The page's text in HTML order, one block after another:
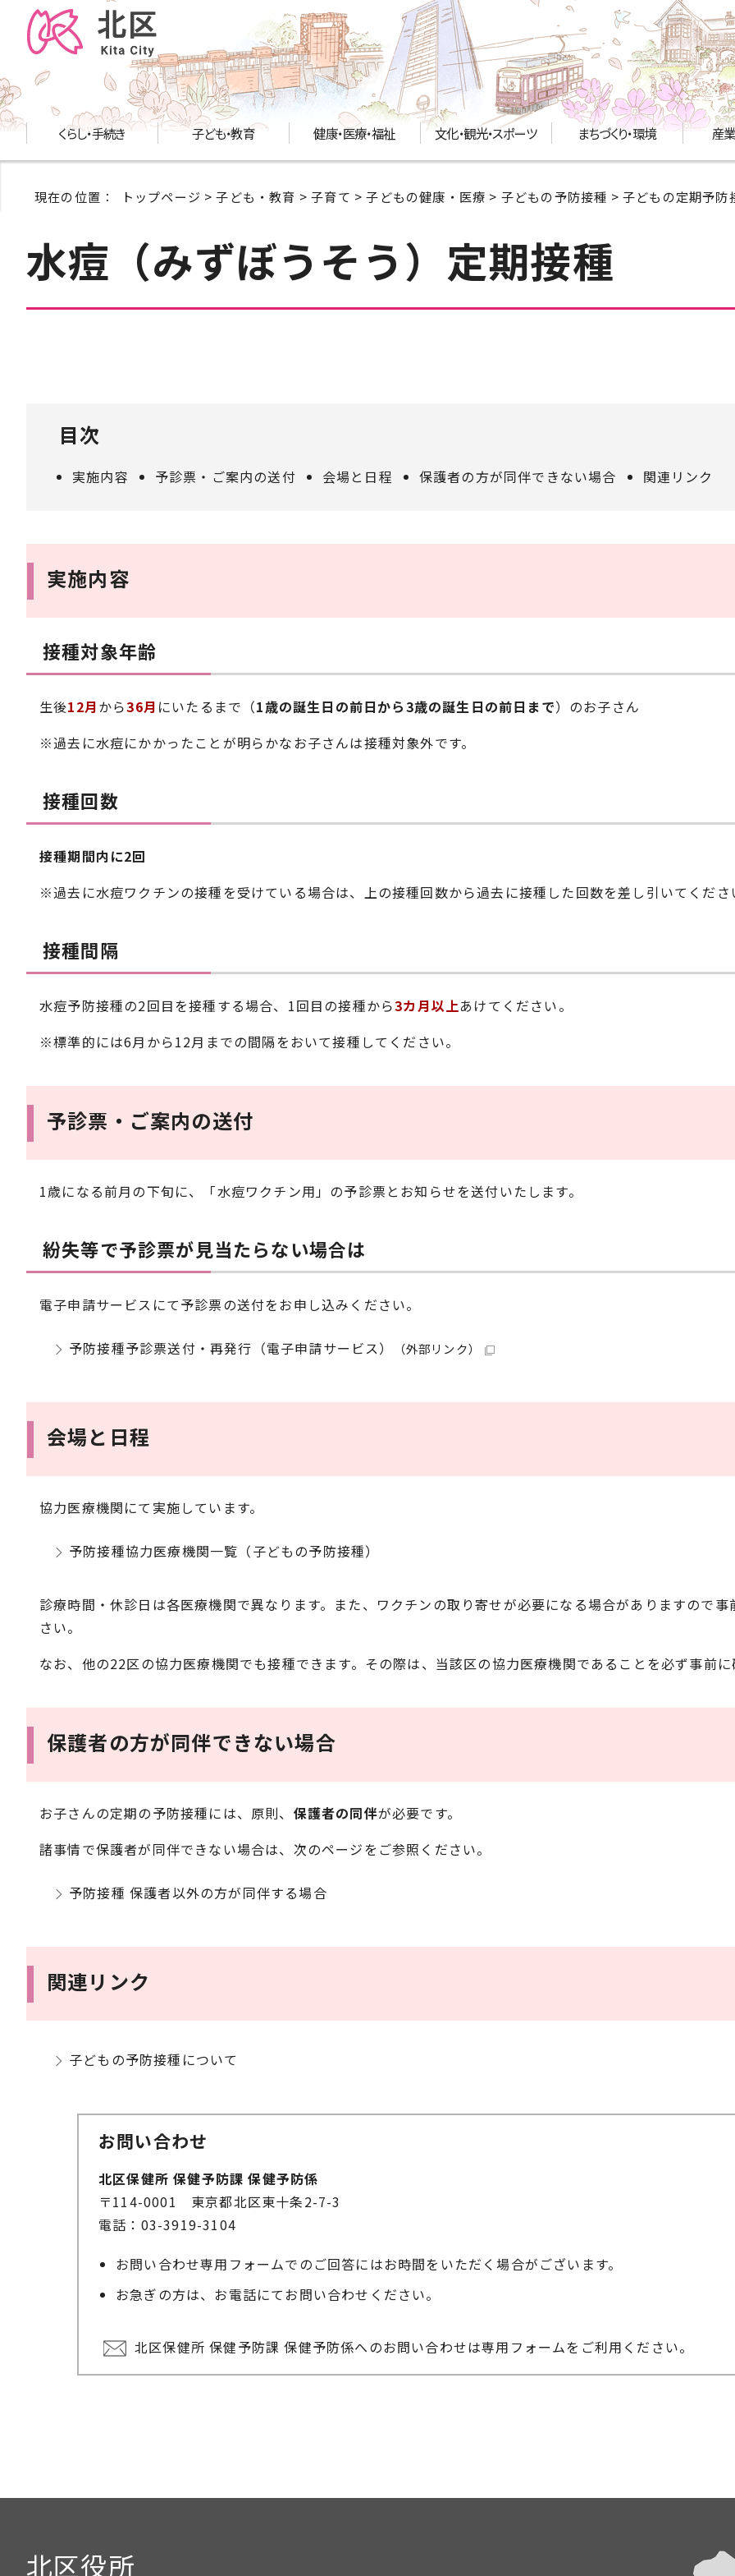
くらし・手続き 子ども・教育 健康・医療・福祉 文化・観光・スポーツ まちづくり・環境 産
現在の位置： トップページ >子ども・教育 >子育て >子どもの健康・医療 > 子どもの予防接種 >子どもの定期予防
水痘（みずぼうそう）定期接種
目次
実施内容 予診票・ご案内の送付 会場と日程 保護者の方が同伴できない場合 関連リンク
実施内容
接種対象年齢
生後12月から36月 にいたるまで（1歳の誕生日の前日から3歳の誕生日の前日まで）のお子さん
※過去に水痘にかかったことが明らかなお子さんは接種対象外です。
接種回数
接種期間内に2回
※過去に水痘ワクチンの接種を受けている場合は、上の接種回数から過去に接種した回数を差し引いてくださ
接種間隔
水痘予防接種の2回目を接種する場合、1回目の接種から3カ月以上あけてください。
※標準的には6月から12月までの間隔をおいて接種してください。
予診票・ご案内の送付
1歳になる前月の下旬に、「水痘ワクチン用」の予診票とお知らせを送付いたします。
紛失等で予診票が見当たらない場合は
電子申請サービスにて予診票の送付をお申し込みください。
予防接種予診票送付・再発行（電子申請サービス） （外部リンク）
会場と日程
協力医療機関にて実施しています。
予防接種協力医療機関一覧（子どもの予防接種）
診療時間・休診日は各医療機関で異なります。また、ワクチンの取り寄せが必要になる場合がありますので
さい。
なお、他の22区の協力医療機関でも接種できます。その際は、当該区の協力医療機関であることを必ず事前
保護者の方が同伴できない場合
お子さんの定期の予防接種には、原則、 保護者の同伴が必要です。
諸事情で保護者が同伴できない場合は、次のページをご参照ください。
予防接種 保護者以外の方が同伴する場合
関連リンク
子どもの予防接種について
お問い合わせ
北区保健所 保健予防課 保健予防係
〒114-0001 東京都北区東十条2-7-3
電話：03-3919-3104
お問い合わせ専用フォームでのご回答にはお時間をいただく場合がございます。
お急ぎの方は、お電話にてお問い合わせください。
北区保健所 保健予防課 保健予防係へのお問い合わせは専用フォームをご利用ください。
北区役所